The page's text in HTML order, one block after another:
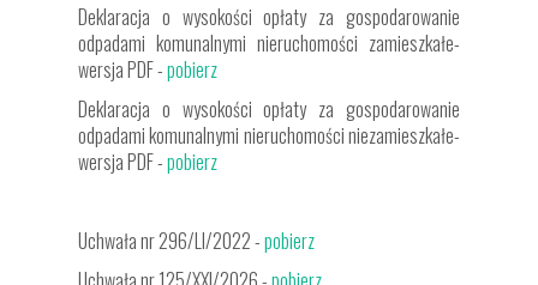
Deklaracja o wysokości opłaty za gospodarowanie
odpadami komunalnymi nieruchomości zamieszkałe-
wersja PDF -pobierz
Deklaracja o wysokości opłaty za gospodarowanie
odpadami komunalnymi nieruchomości niezamieszkałe-
wersja PDF -pobierz
Uchwała nr 296/LI/2022 -pobierz